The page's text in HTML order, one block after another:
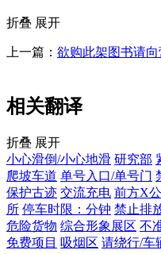
折叠 展开
上一篇： 欲购此架图书请
相关翻译
折叠 展开
小心滑倒/小心地滑 研究部
爬坡车道 单号入口/单号门
保护古迹 交流充电 前方X
所 停车时限：分钟 禁止排
危险货物 综合形象展区 不
免费项目 吸烟区 请绕行/车